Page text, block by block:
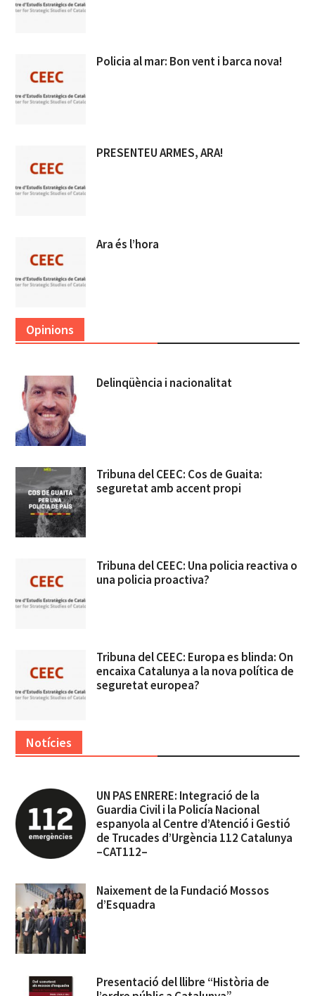
Policia al mar: Bon vent i barca nova!
PRESENTEU ARMES, ARA!
Ara és l’hora
Opinions
Delinqüència i nacionalitat
Tribuna del CEEC: Cos de Guaita:
seguretat amb accent propi
Tribuna del CEEC: Una policia reactiva o
una policia proactiva?
Tribuna del CEEC: Europa es blinda: On
encaixa Catalunya a la nova política de
seguretat europea?
Notícies
UN PAS ENRERE: Integració de la
Guardia Civil i la Policía Nacional
espanyola al Centre d’Atenció i Gestió
de Trucades d’Urgència 112 Catalunya
–CAT112–
Naixement de la Fundació Mossos
d’Esquadra
Presentació del llibre “Història de